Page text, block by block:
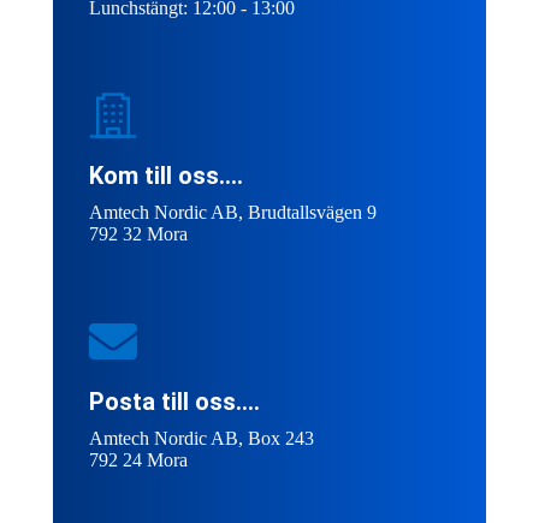
Lunchstängt: 12:00 - 13:00
Kom till oss....
Amtech Nordic AB, Brudtallsvägen 9
792 32 Mora
Posta till oss....
Amtech Nordic AB, Box 243
792 24 Mora